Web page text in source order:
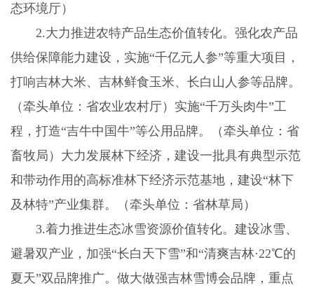
态环境厅）
2.大力推进农特产品生态价值转化。强化农产品
供给保障能力建设，实施“千亿元人参”等重大项目，
打响吉林大米、吉林鲜食玉米、长白山人参等品牌。
（牵头单位：省农业农村厅）实施“千万头肉牛”工
程，打造“吉牛中国牛”等公用品牌。（牵头单位：省
畜牧局）大力发展林下经济，建设一批具有典型示范
和带动作用的高标准林下经济示范基地，建设“林下
及林特”产业集群。（牵头单位：省林草局）
3.着力推进生态冰雪资源价值转化。建设冰雪、
避暑双产业，加强“长白天下雪”和“清爽吉林·22℃的
夏天”双品牌推广。做大做强吉林雪博会品牌，重点